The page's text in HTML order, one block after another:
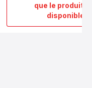
que le produit
disponible
à